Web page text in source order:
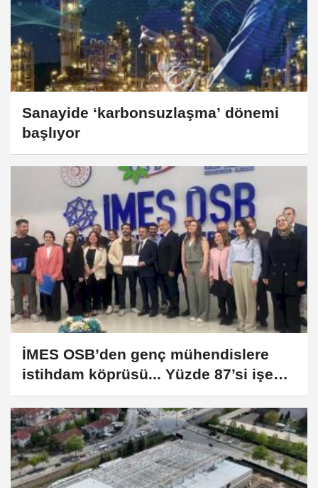
Sanayide ‘karbonsuzlaşma’ dönemi
başlıyor
İMES OSB’den genç mühendislere
istihdam köprüsü... Yüzde 87’si işe
yerleşti